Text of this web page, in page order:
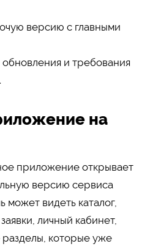
версию с главными
и требования
на
приложение открывает
версию сервиса
может видеть каталог,
личный кабинет,
разделы, которые уже